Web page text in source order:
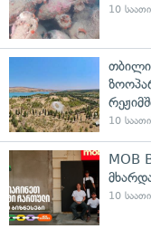
10
10
MOB
10